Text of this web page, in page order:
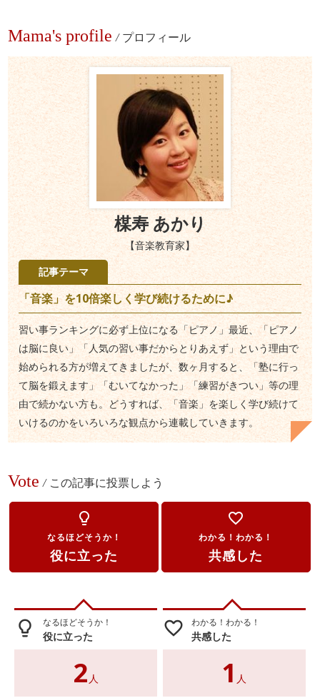
Mama's profile / プロフィール
楳寿 あかり
【音楽教育家】
記事テーマ
「音楽」を10倍楽しく学び続けるために♪
習い事ランキングに必ず上位になる「ピアノ」最近、「ピアノ
は脳に良い」「人気の習い事だからとりあえず」という理由で
始められる方が増えてきましたが、数ヶ月すると、「塾に行っ
て脳を鍛えます」「むいてなかった」「練習がきつい」等の理
由で続かない方も。どうすれば、「音楽」を楽しく学び続けて
いけるのかをいろいろな観点から連載していきます。
Vote / この記事に投票しよう
lightbulb_outline
なるほどそうか！
役に立った
favorite_border
わかる！わかる！
共感した
lightbulb_outline なるほどそうか！
役に立った
2 人
favorite_border わかる！わかる！
共感した
1 人